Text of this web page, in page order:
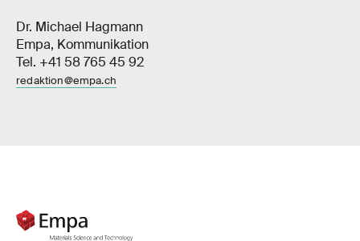
Dr. Michael Hagmann
Empa, Kommunikation
Tel. +41 58 765 45 92
redaktion@empa.ch